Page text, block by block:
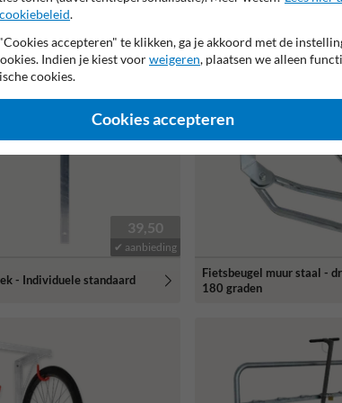
39,50
✔ aanbieding
- Individuele standaard
keuze
Fietsbeugel muur staal -
180 graden
.
accepteren" te klikken, ga je akkoord met de
Indien je kiest voorweigeren, plaatsen we alleen
cookies.
Cookies accepteren